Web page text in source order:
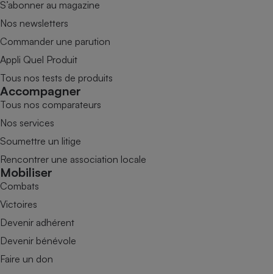
S’abonner au magazine
Nos newsletters
Commander une parution
Appli Quel Produit
Tous nos tests de produits
Accompagner
Tous nos comparateurs
Nos services
Soumettre un litige
Rencontrer une association locale
Mobiliser
Combats
Victoires
Devenir adhérent
Devenir bénévole
Faire un don